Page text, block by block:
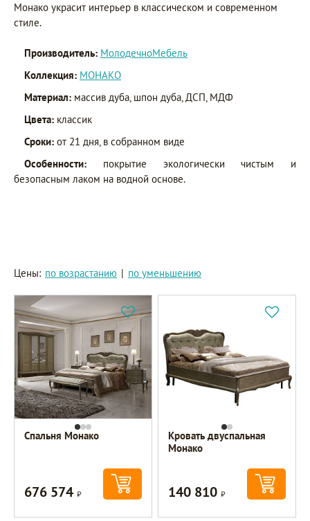
Монако украсит интерьер в классическом и современном
стиле.
Производитель: МолодечноМебель
Коллекция: МОНАКО
Материал: массив дуба, шпон дуба, ДСП, МДФ
Цвета: классик
Сроки: от 21 дня, в собранном виде
Особенности: покрытие экологически чистым и
безопасным лаком на водной основе.
Цены: по возрастанию | по уменьшению
Спальня Монако
676 574Р
Кровать двуспальная
Монако
140 810Р